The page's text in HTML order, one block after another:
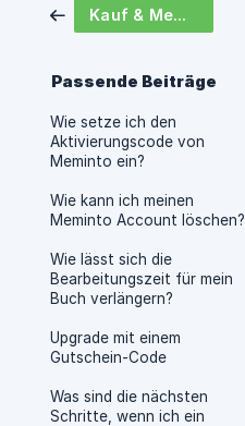
Kauf & Meminto-Konto
Passende Beiträge
Wie setze ich den
Aktivierungscode von
Meminto ein?
Wie kann ich meinen
Meminto Account löschen?
Wie lässt sich die
Bearbeitungszeit für mein
Buch verlängern?
Upgrade mit einem
Gutschein-Code
Was sind die nächsten
Schritte, wenn ich ein